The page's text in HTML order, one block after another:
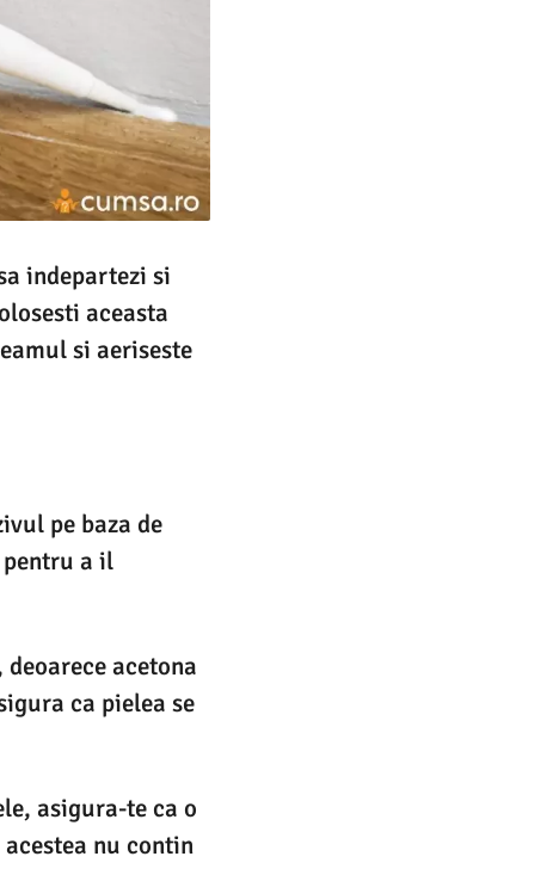
indepartezi si
aceasta
si aeriseste
pe baza de
a il
acetona
ca pielea se
asigura-te ca o
nu contin